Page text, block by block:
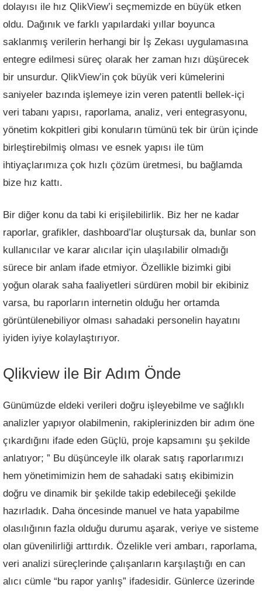
dolayısı ile hız QlikView’i seçmemizde en büyük etken
oldu. Dağınık ve farklı yapılardaki yıllar boyunca
saklanmış verilerin herhangi bir İş Zekası uygulamasına
entegre edilmesi süreç olarak her zaman hızı düşürecek
bir unsurdur. QlikView’in çok büyük veri kümelerini
saniyeler bazında işlemeye izin veren patentli bellek-içi
veri tabanı yapısı, raporlama, analiz, veri entegrasyonu,
yönetim kokpitleri gibi konuların tümünü tek bir ürün içinde
birleştirebilmiş olması ve esnek yapısı ile tüm
ihtiyaçlarımıza çok hızlı çözüm üretmesi, bu bağlamda
bize hız kattı.
Bir diğer konu da tabi ki erişilebilirlik. Biz her ne kadar
raporlar, grafikler, dashboard’lar oluştursak da, bunlar son
kullanıcılar ve karar alıcılar için ulaşılabilir olmadığı
sürece bir anlam ifade etmiyor. Özellikle bizimki gibi
yoğun olarak saha faaliyetleri sürdüren mobil bir ekibiniz
varsa, bu raporların internetin olduğu her ortamda
görüntülenebiliyor olması sahadaki personelin hayatını
iyiden iyiye kolaylaştırıyor.
Qlikview ile Bir Adım Önde
Günümüzde eldeki verileri doğru işleyebilme ve sağlıklı
analizler yapıyor olabilmenin, rakiplerinizden bir adım öne
çıkardığını ifade eden Güçlü, proje kapsamını şu şekilde
anlatıyor; ” Bu düşünceyle ilk olarak satış raporlarımızı
hem yönetimimizin hem de sahadaki satış ekibimizin
doğru ve dinamik bir şekilde takip edebileceği şekilde
hazırladık. Daha öncesinde manuel ve hata yapabilme
olasılığının fazla olduğu durumu aşarak, veriye ve sisteme
olan güvenilirliği arttırdık. Özelikle veri ambarı, raporlama,
veri analizi süreçlerinde çalışanların karşılaştığı en can
alıcı cümle “bu rapor yanlış” ifadesidir. Günlerce üzerinde